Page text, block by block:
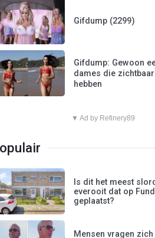
Gifdump (2299)
Gifdump: Gewoon
dames die
hebben
▼ Ad by Refinery89
Is dit het meest
everooit dat op
geplaatst?
Mensen vragen